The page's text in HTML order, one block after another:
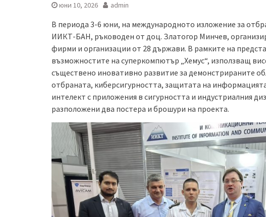
юни 10, 2026 admin
В периода 3-6 юни, на международното изложение за
ИИКТ-БАН, ръководен от доц. Златогор Минчев,
фирми и организации от 28 държави. В рамките на
възможностите на суперкомпютър „Хемус“, използващ
съществено иновативно развитие за демонстрираните
отбраната, киберсигурността, защитата на
интелект с приложения в сигурността и индустриалния
разположени два постера и брошури на проекта.